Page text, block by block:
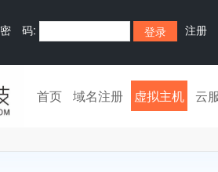
密 码: 注册
首页 域名注册 虚拟主机 云